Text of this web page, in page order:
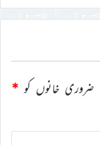
ضروری خانوں کو *